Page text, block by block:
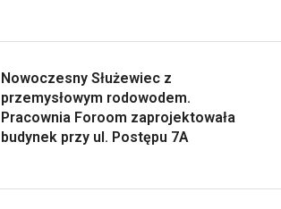
Nowoczesny Służewiec z
przemysłowym rodowodem.
Pracownia Foroom zaprojektowała
budynek przy ul. Postępu 7A